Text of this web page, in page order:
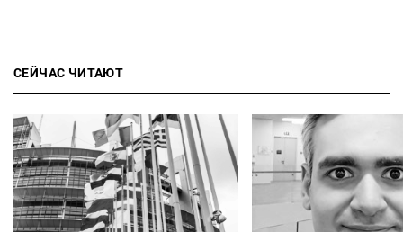
СЕЙЧАС ЧИТАЮТ